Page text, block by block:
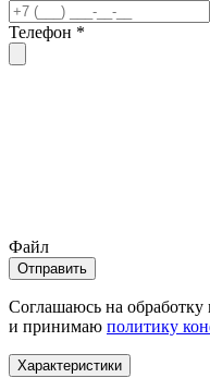
Телефон *
Файл
Отправить
Соглашаюсь на
и принимаю политику
Характеристики